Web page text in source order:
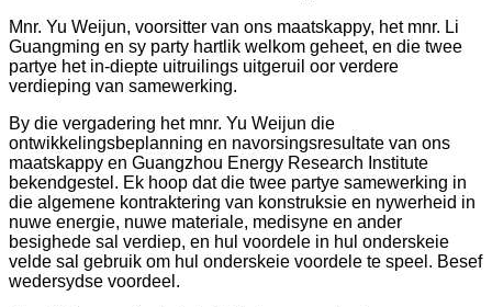
Mnr. Yu Weijun, voorsitter van ons maatskappy, het mnr. Li
Guangming en sy party hartlik welkom geheet, en die twee
partye het in-diepte uitruilings uitgeruil oor verdere
verdieping van samewerking.
By die vergadering het mnr. Yu Weijun die
ontwikkelingsbeplanning en navorsingsresultate van ons
maatskappy en Guangzhou Energy Research Institute
bekendgestel. Ek hoop dat die twee partye samewerking in
die algemene kontraktering van konstruksie en nywerheid in
nuwe energie, nuwe materiale, medisyne en ander
besighede sal verdiep, en hul voordele in hul onderskeie
velde sal gebruik om hul onderskeie voordele te speel. Besef
wedersydse voordeel.